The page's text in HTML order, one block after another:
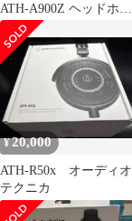
ATH-A900Z ヘッドホン
有線 密閉型 アルミニウ
ムハウジング ハイレゾ
音源対応 ケーブル 3m
¥20,000
ATH-R50x オーディオ
テクニカ